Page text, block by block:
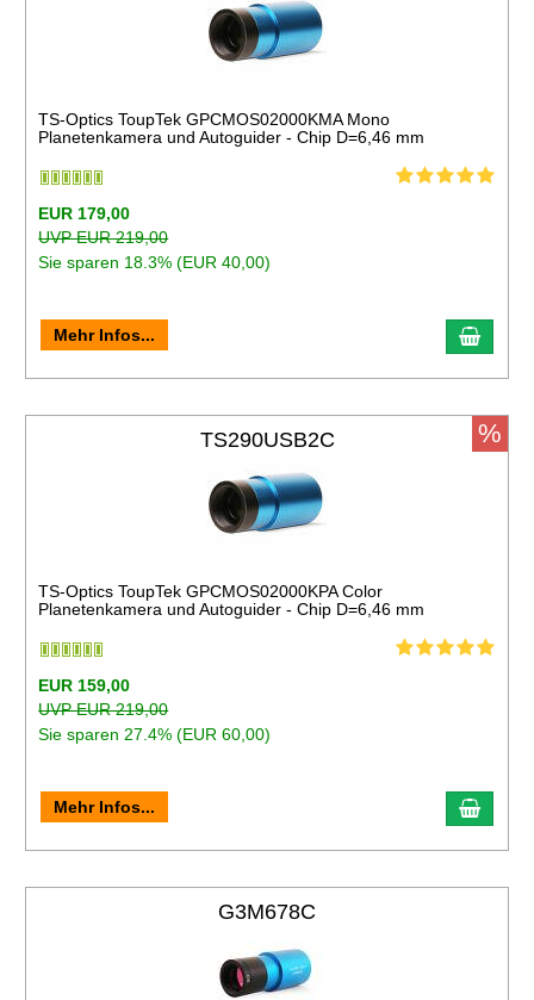
TS-Optics ToupTek GPCMOS02000KMA Mono
Planetenkamera und Autoguider - Chip D=6,46 mm
EUR 179,00
UVP EUR 219,00
Sie sparen 18.3% (EUR 40,00)
Mehr Infos...
TS290USB2C
TS-Optics ToupTek GPCMOS02000KPA Color
Planetenkamera und Autoguider - Chip D=6,46 mm
EUR 159,00
UVP EUR 219,00
Sie sparen 27.4% (EUR 60,00)
Mehr Infos...
%
G3M678C